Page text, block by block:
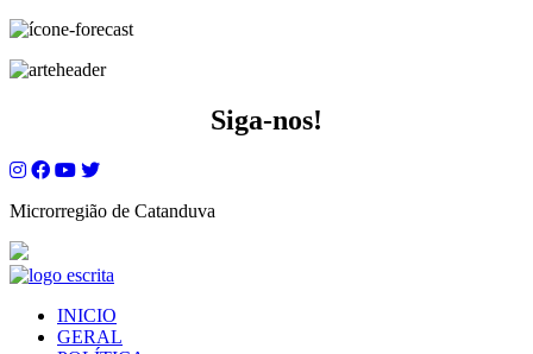
Siga-nos!
Microrregião de Catanduva
INICIO
GERAL